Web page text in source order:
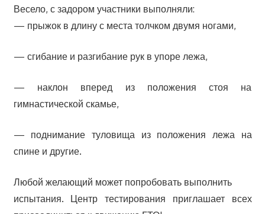
Весело, с задором участники выполняли:
— прыжок в длину с места толчком двумя ногами,
— сгибание и разгибание рук в упоре лежа,
— наклон вперед из положения стоя на
гимнастической скамье,
— поднимание туловища из положения лежа на
спине и другие.
Любой желающий может попробовать выполнить
испытания. Центр тестирования приглашает всех